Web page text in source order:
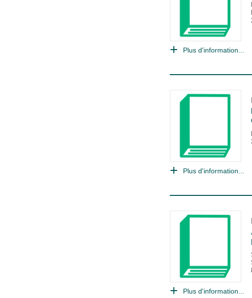
Plus d'information...
Plus d'information...
Plus d'information...